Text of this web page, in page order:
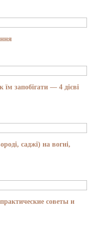
запобігати — 4 дієві
саджі) на вогні,
советы и